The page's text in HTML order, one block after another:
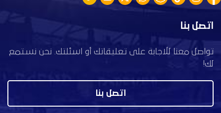
اتصل بنا
تواصل معنا للاجابة على تعليقاتك أو اسئلتك. نحن نستمع
لك!
اتصل بنا